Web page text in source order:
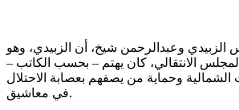
الزبيدي وعبدالرحمن شيخ، أن الزبيدي، وهو
الانتقالي، كان يهتم – بحسب الكاتب –
الشمالية وحماية من يصفهم بعصابة الاحتلال
في معاشيق.